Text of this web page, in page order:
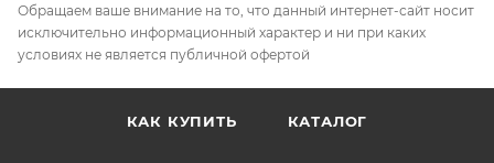
Обращаем ваше внимание на то, что данный интернет-сайт носит
исключительно информационный характер и ни при каких
условиях не является публичной офертой
КАК КУПИТЬ КАТАЛОГ